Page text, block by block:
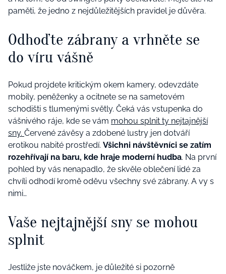
paměti, že jedno z nejdůležitějších pravidel je důvěra.
Odhoďte zábrany a vrhněte se
do víru vášně
Pokud projdete kritickým okem kamery, odevzdáte
mobily, peněženky a ocitnete se na sametovém
schodišti s tlumenými světly. Čeká vás vstupenka do
vášnivého ráje, kde se vám mohou splnit ty nejtajnější
sny. Červené závěsy a zdobené lustry jen dotváří
erotikou nabité prostředí. Všichni návštěvníci se zatím
rozehřívají na baru, kde hraje moderní hudba. Na první
pohled by vás nenapadlo, že skvěle oblečení lidé za
chvíli odhodí kromě oděvu všechny své zábrany. A vy s
nimi…
Vaše nejtajnější sny se mohou
splnit
Jestliže jste nováčkem, je důležité si pozorně